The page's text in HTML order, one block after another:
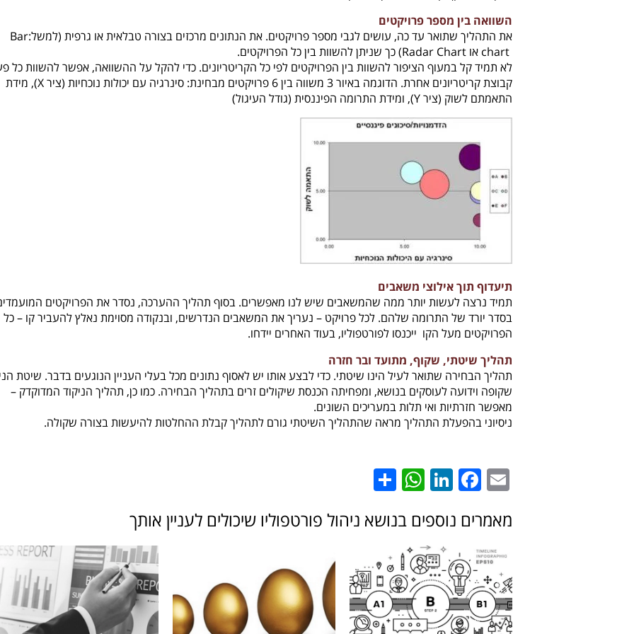
השוואה בין מספר פרויקטים
את התהליך שתואר עד כה, עושים לגבי מספר פרויקטים. את הנתונים מרכזים בצורה טבלאית או גרפית (למשל:Bar
chart או Radar Chart) כך שניתן להשוות בין כל הפרויקטים.
לא תמיד קל במעוף הציפור להשוות בין הפרויקטים לפי כל הקריטריונים. כדי להקל על ההשוואה, אפשר להשוות כל
קבוצת קריטריונים אחרת. הדוגמה באיור 3 משווה בין 6 פרויקטים מבחינת: סינרגיה עם יכולות נוכחיות (ציר
X), מידת
התאמתם לשוק (צירY), ומידת התרומה הפיננסית (גודל העיגול)
תיעדוף תוך אילוצי משאבים
תמיד נרצה לעשות יותר ממה שהמשאבים שיש לנו מאפשרים. בסוף תהליך ההערכה, נסדר את הפרויקטים
בסדר יורד של התרומה שלהם. לכל פרויקט – נעריך את המשאבים הנדרשים, ובנקודה מסוימת נאלץ להעביר קו – כל
הפרויקטים מעל הקו ייכנסו לפורטפוליו, בעוד האחרים יידחו.
תהליך שיטתי, שקוף, מתועד ובר חזרה
תהליך הבחירה שתואר לעיל הינו שיטתי. כדי לבצע אותו יש לאסוף נתונים מכל בעלי העניין הנוגעים בדבר. שיטת
שקופה וידועה לעוסקים בנושא, ומפחיתה הכנסת שיקולים זרים בתהליך הבחירה. כמו כן, תהליך הניקוד המדוקדק –
מאפשר חזרתיות ואי תלות במעריכים השונים.
ניסיוני בהפעלת התהליך מראה שהתהליך השיטתי גורם לתהליך קבלת ההחלטות להיעשות בצורה שקולה.
Email
Facebook
LinkedIn
WhatsApp
מאמרים נוספים בנושא ניהול פורטפוליו שיכולים לעניין אותך